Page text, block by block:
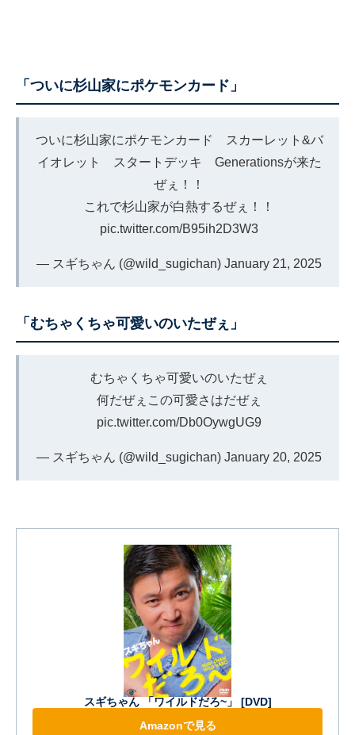
「ついに杉山家にポケモンカード」
ついに杉山家にポケモンカード スカーレット&バ
イオレット スタートデッキ Generationsが来た
ぜぇ！！
これで杉山家が白熱するぜぇ！！
pic.twitter.com/B95ih2D3W3
— スギちゃん (@wild_sugichan) January 21, 2025
「むちゃくちゃ可愛いのいたぜぇ」
むちゃくちゃ可愛いのいたぜぇ
何だぜぇこの可愛さはだぜぇ
pic.twitter.com/Db0OywgUG9
— スギちゃん (@wild_sugichan) January 20, 2025
スギちゃん 「ワイルドだろ~」 [DVD]
Amazonで見る